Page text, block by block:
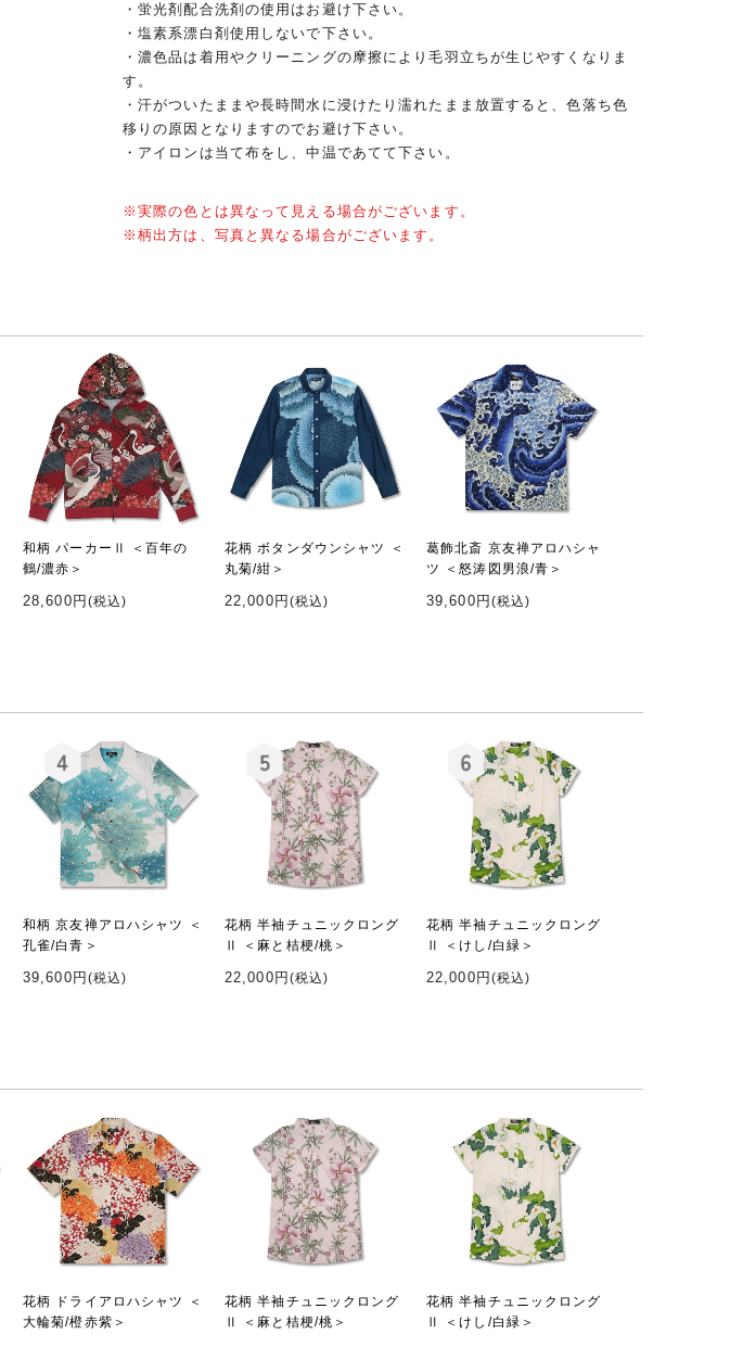
・蛍光剤配合洗剤の使用はお避け下さい。
・塩素系漂白剤使用しないで下さい。
・濃色品は着用やクリーニングの摩擦により毛羽立ちが生じやすくなりま
す。
・汗がついたままや長時間水に浸けたり濡れたまま放置すると、色落ち色
移りの原因となりますのでお避け下さい。
・アイロンは当て布をし、中温であてて下さい。
※実際の色とは異なって見える場合がございます。
※柄出方は、写真と異なる場合がございます。
和柄 パーカーⅡ ＜百年の
鶴/濃赤＞
28,600円 (税込)
花柄 ボタンダウンシャツ ＜
丸菊/紺＞
22,000円 (税込)
葛飾北斎 京友禅アロハシャ
ツ ＜怒涛図男浪/青＞
39,600円 (税込)
和柄 京友禅アロハシャツ ＜
孔雀/白青＞
39,600円 (税込)
花柄 半袖チュニックロング
Ⅱ ＜麻と桔梗/桃＞
22,000円 (税込)
花柄 半袖チュニックロング
Ⅱ ＜けし/白緑＞
22,000円 (税込)
花柄 ドライアロハシャツ ＜
大輪菊/橙赤紫＞
花柄 半袖チュニックロング
Ⅱ ＜麻と桔梗/桃＞
花柄 半袖チュニックロング
Ⅱ ＜けし/白緑＞